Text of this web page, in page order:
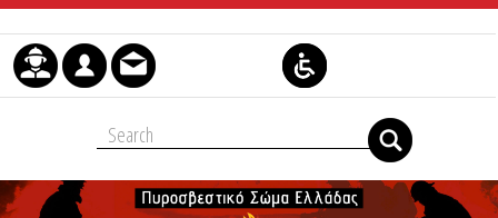
Μετάβαση στο περιεχόμενο